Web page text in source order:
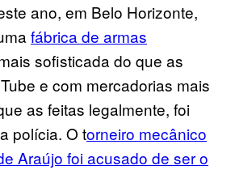
ano, em Belo Horizonte,
fábrica de armas
sofisticada do que as
e com mercadorias mais
as feitas legalmente, foi
polícia. O torneiro mecânico
Araújo foi acusado de ser o